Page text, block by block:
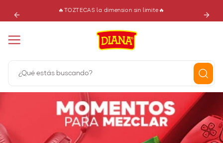
🔥TOZTECAS la dimension sin limite🔥
Términos más buscados
1. dianas